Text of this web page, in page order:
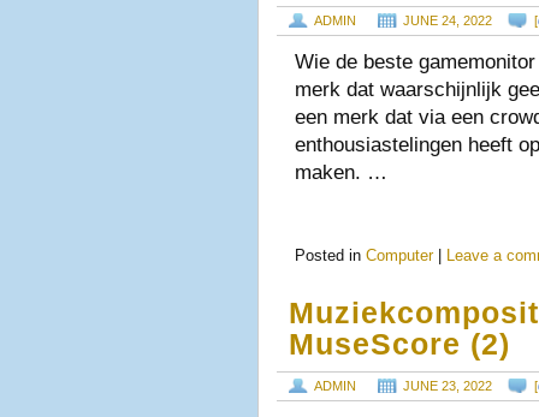
ADMIN JUNE 24, 2022 [
Wie de beste
merk dat waarschijnlijk
een merk dat via een
enthousiastelingen heeft
maken. …
Posted in Computer Leave a
MuseScore (2)
ADMIN JUNE 23, 2022 [